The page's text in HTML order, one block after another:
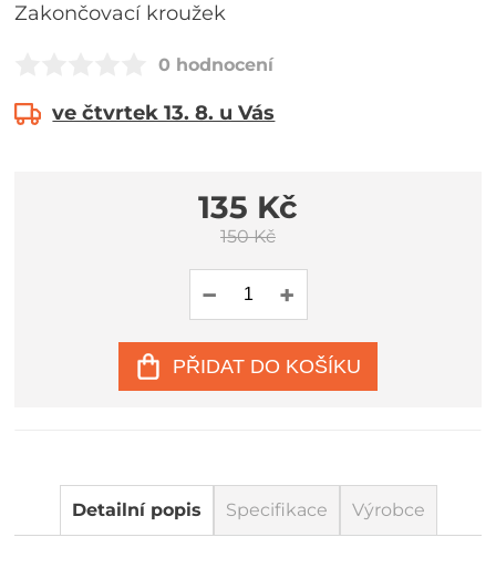
zakončovací kroužek
0 hodnocení
ve čtvrtek 13. 8. u Vás
135 Kč
150 Kč
PŘIDAT DO KOŠÍKU
Detailní popis Specifikace Výrobce